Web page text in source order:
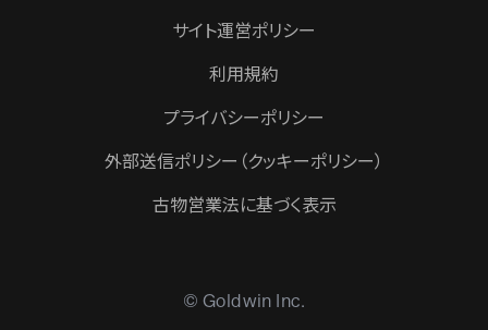
サイト運営ポリシー
利用規約
プライバシーポリシー
外部送信ポリシー（クッキーポリシー）
古物営業法に基づく表示
© Goldwin Inc.